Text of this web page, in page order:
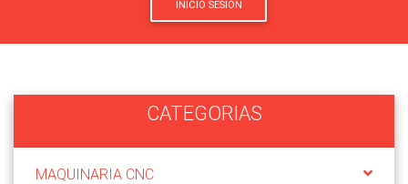
INICIO SESION
CATEGORIAS
MAQUINARIA CNC